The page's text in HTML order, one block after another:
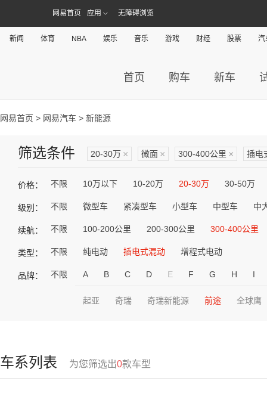
网易首页 应用 无障碍浏览
新闻 体育 NBA 娱乐 音乐 游戏 财经 股票 汽
首页 购车 新车
网易首页 > 网易汽车 > 新能源
筛选条件 20-30万 × 微面 × 300-400公里 × 插电
价格： 不限 10万以下 10-20万 20-30万 30-50万
级别： 不限 微型车 紧凑型车 小型车 中型车 中
续航： 不限 100-200公里 200-300公里 300-400公里
类型： 不限 纯电动 插电式混动 增程式电动
品牌： 不限 A B C D E F G H I
起亚 奇瑞 奇瑞新能源 前途 全球鹰
车系列表 为您筛选出0款车型